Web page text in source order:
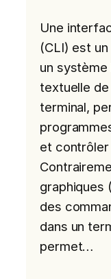
Une
(CLI) est
un
textuelle
terminal,
et
graphiques
des
dans un
permet…